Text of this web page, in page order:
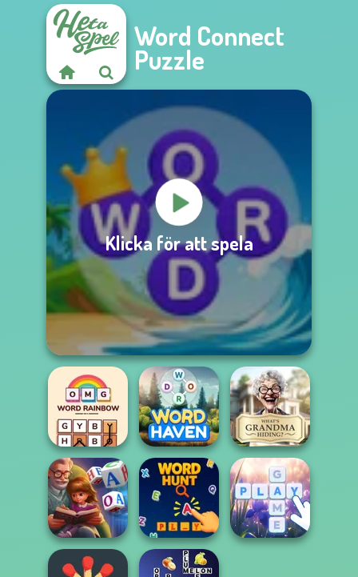
Word Connect
Puzzle
Klicka för att spela
OMG Word
Rainbow
Word Haven
What Is Grandma
Hiding